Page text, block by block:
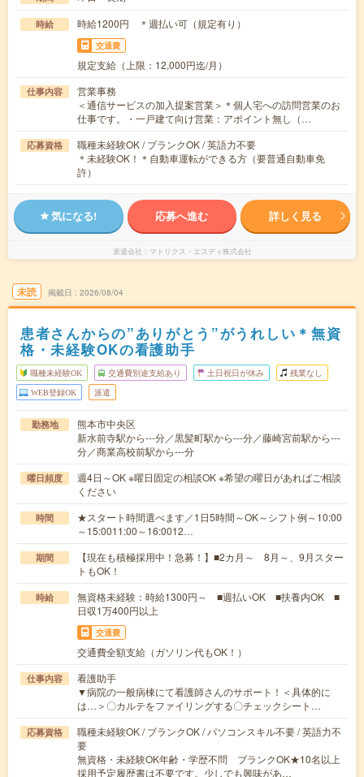
時給 時給1200円 ＊週払い可（規定有り）
交通費
規定支給（上限：12,000円迄/月）
仕事内容
営業事務
＜通信サービスの加入提案営業＞＊個人宅への訪問営業のお
仕事です。・一戸建て向け営業：アポイント無し（…
応募資格
職種未経験OK / ブランクOK / 英語力不要
＊未経験OK！＊自動車運転ができる方（要普通自動車免
許）
気になる! 応募へ進む 詳しく見る
派遣会社 マトリクス・エスディ株式会社
未読 掲載日 2026/08/04
患者さんからの”ありがとう”がうれしい＊無資
格・未経験OKの看護助手
職種未経験OK 交通費別途支給あり 土日祝日が休み 残業なし
WEB登録OK 派遣
勤務地
熊本市中央区
新水前寺駅から---分／黒髪町駅から---分／藤崎宮前駅から---
分／商業高校前駅から---分
曜日頻度
週4日～OK ※曜日固定の相談OK ※希望の曜日があればご相談
ください
時間
★スタート時間選べます／1日5時間～OK～シフト例～10:00
～15:0011:00～16:0012…
期間
【現在も積極採用中！急募！】■2カ月～ 8月～、9月スター
トもOK！
時給
無資格未経験：時給1300円～ ■週払いOK ■扶養内OK ■
日収1万400円以上
交通費
交通費全額支給（ガソリン代もOK！）
仕事内容
看護助手
▼病院の一般病棟にて看護師さんのサポート！＜具体的に
は…＞〇カルテをファイリングする〇チェックシート…
応募資格
職種未経験OK / ブランクOK / パソコンスキル不要 / 英語力不
要
無資格・未経験OK年齢・学歴不問 ブランクOK★10名以上
採用予定履歴書は不要です。少しでも興味があ…